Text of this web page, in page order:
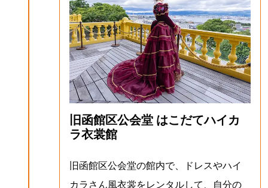
旧函館区公会堂 はこだてハイカ
ラ衣裳館
旧函館区公会堂の館内で、ドレスやハイ
カラさん風衣裳をレンタルして、自分の